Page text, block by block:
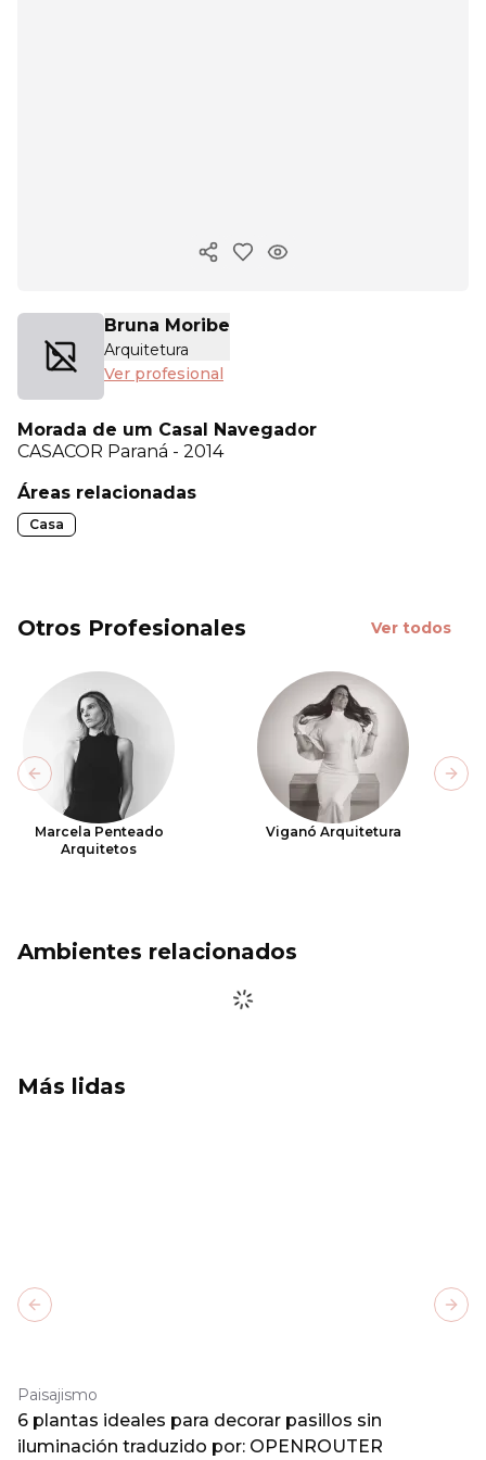
Copiar enlace
Bruna Moribe
Arquitetura
Ver profesional
Morada de um Casal Navegador
CASACOR Paraná - 2014
Áreas relacionadas
Casa
Otros Profesionales Ver todos
Marcela Penteado
Arquitetos
Viganó Arquitetura
Previous slide
Ambientes relacionados
Más lidas
Paisajismo
6 plantas ideales para decorar pasillos sin
iluminación traduzido por: OPENROUTER
Previous slide